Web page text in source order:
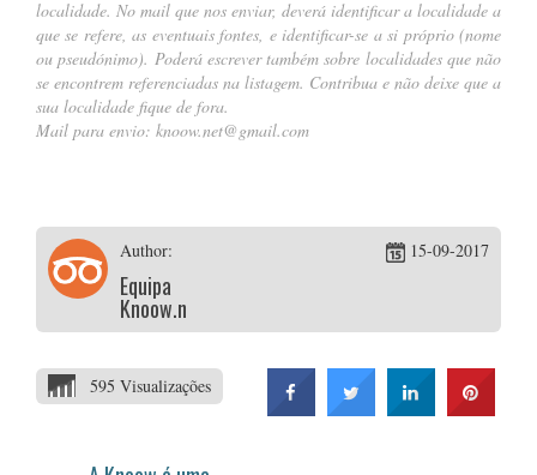
localidade. No mail que nos enviar, deverá identificar a localidade a
que se refere, as eventuais fontes, e identificar-se a si próprio (nome
ou pseudónimo). Poderá escrever também sobre localidades que não
se encontrem referenciadas na listagem. Contribua e não deixe que a
sua localidade fique de fora.
Mail para envio: knoow.net@gmail.com
Author:
Equipa
Knoow.net
15-09-2017
595 Visualizações